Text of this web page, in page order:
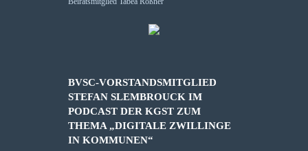
BVSC-VORSTANDSMITGLIED
STEFAN SLEMBROUCK IM
PODCAST DER KGST ZUM
THEMA „DIGITALE ZWILLINGE
IN KOMMUNEN“